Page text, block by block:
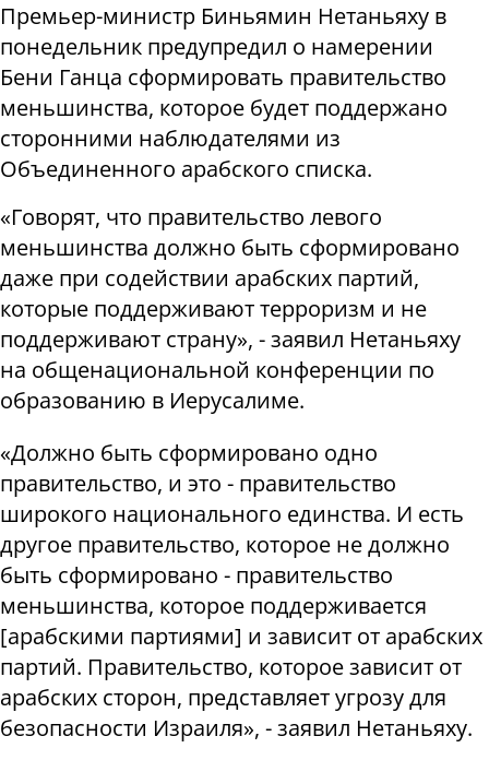
Премьер-министр Биньямин Нетаньяху в
понедельник предупредил о намерении
Бени Ганца сформировать правительство
меньшинства, которое будет поддержано
сторонними наблюдателями из
Объединенного арабского списка.
«Говорят, что правительство левого
меньшинства должно быть сформировано
даже при содействии арабских партий,
которые поддерживают терроризм и не
поддерживают страну», - заявил Нетаньяху
на общенациональной конференции по
образованию в Иерусалиме.
«Должно быть сформировано одно
правительство, и это - правительство
широкого национального единства. И есть
другое правительство, которое не должно
быть сформировано - правительство
меньшинства, которое поддерживается
[арабскими партиями] и зависит от арабских
партий. Правительство, которое зависит от
арабских сторон, представляет угрозу для
безопасности Израиля», - заявил Нетаньяху.